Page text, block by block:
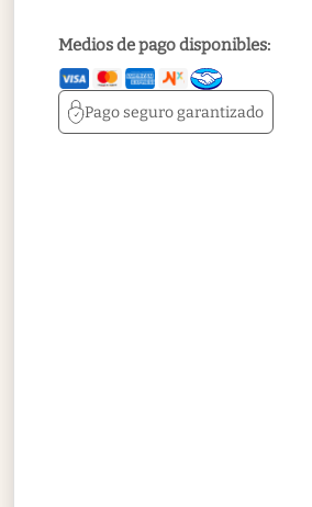
Medios de pago disponibles:
Pago segurogarantizado